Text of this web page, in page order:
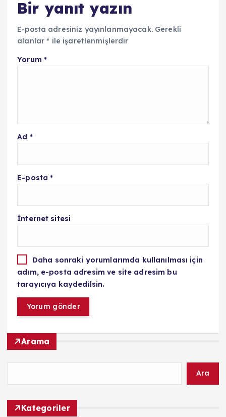
Bir yanıt yazın
E-posta adresiniz yayınlanmayacak. Gerekli
alanlar* ile işaretlenmişlerdir
Yorum *
Ad *
E-posta*
İnternet sitesi
Daha sonraki yorumlarımda kullanılması için
adım, e-posta adresim ve site adresim bu
tarayıcıya kaydedilsin.
Arama
Ara
Kategoriler